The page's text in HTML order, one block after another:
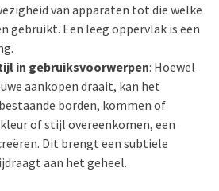
van apparaten tot die welke
gebruikt. Een leeg oppervlak is een
in gebruiksvoorwerpen: Hoewel
aankopen draait, kan het
borden, kommen of
of stijl overeenkomen, een
Dit brengt een subtiele
aan het geheel.